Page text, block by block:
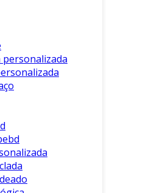
personalizada